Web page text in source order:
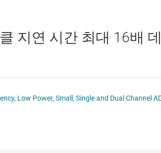
지연 시간 최대 16배 데
ADC3910Dx and